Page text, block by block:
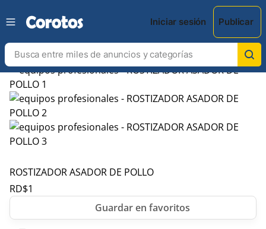
Iniciar sesión Publicar
ROSTIZADOR ASADOR DE POLLO
RD$1